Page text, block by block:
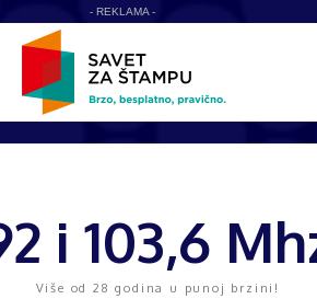
- REKLAMA -
sportski kompleks menjaju lice opštine
i 103,6
Više od 28 godina u punoj brzini!